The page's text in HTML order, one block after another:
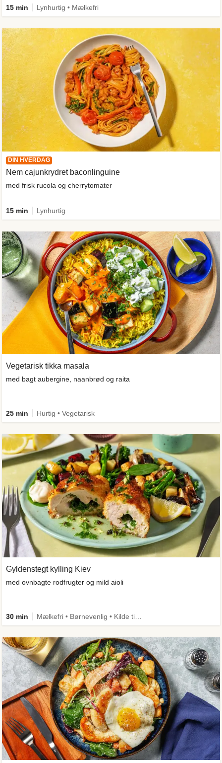
15 min Lynhurtig • Mælkefri
DIN HVERDAG
Nem cajunkrydret baconlinguine
med frisk rucola og cherrytomater
15 min Lynhurtig
Vegetarisk tikka masala
med bagt aubergine, naanbrød og raita
25 min Hurtig • Vegetarisk
Gyldenstegt kylling Kiev
med ovnbagte rodfrugter og mild aioli
30 min